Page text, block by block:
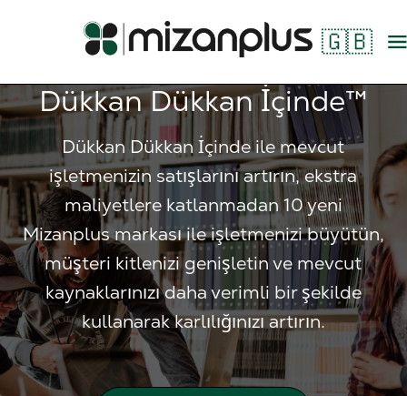
🇬🇧
Dükkan Dükkan İçinde™
Dükkan Dükkan İçinde ile mevcut
işletmenizin satışlarını artırın, ekstra
maliyetlere katlanmadan 10 yeni
Mizanplus markası ile işletmenizi büyütün,
müşteri kitlenizi genişletin ve mevcut
kaynaklarınızı daha verimli bir şekilde
kullanarak karlılığınızı artırın.